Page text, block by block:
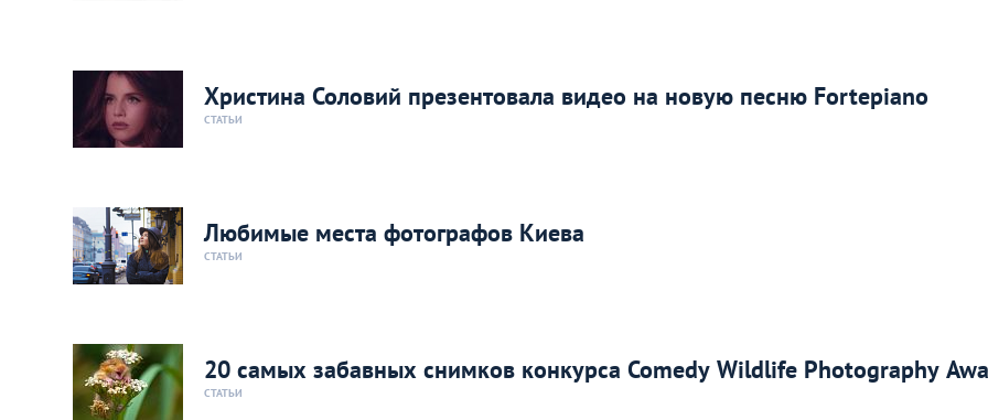
Христина Соловий презентовала видео на новую песню Fortepiano
СТАТЬИ
Любимые места фотографов Киева
СТАТЬИ
20 самых забавных снимков конкурса Comedy Wildlife Photography
СТАТЬИ